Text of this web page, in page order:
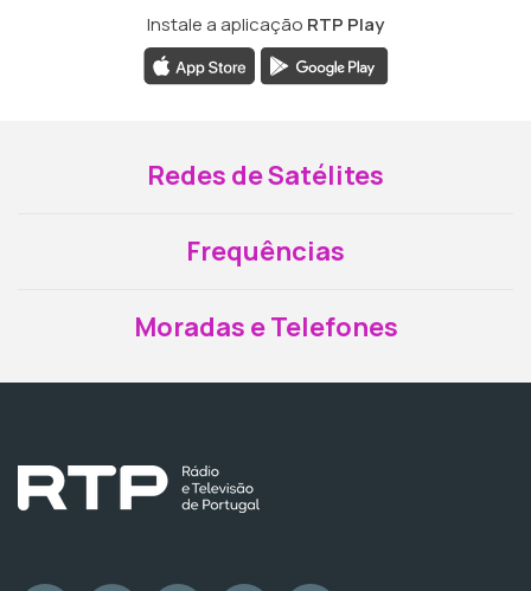
Instale a aplicação RTP Play
Redes de Satélites
Frequências
Moradas e Telefones